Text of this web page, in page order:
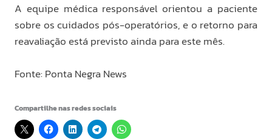
A equipe médica responsável orientou a paciente
sobre os cuidados pós-operatórios, e o retorno para
reavaliação está previsto ainda para este mês.
Fonte: Ponta Negra News
Compartilhe nas redes sociais